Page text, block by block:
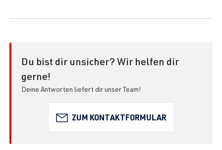
Du bist dir unsicher? Wir helfen dir
gerne!
Deine Antworten liefert dir unser Team!
ZUM KONTAKTFORMULAR